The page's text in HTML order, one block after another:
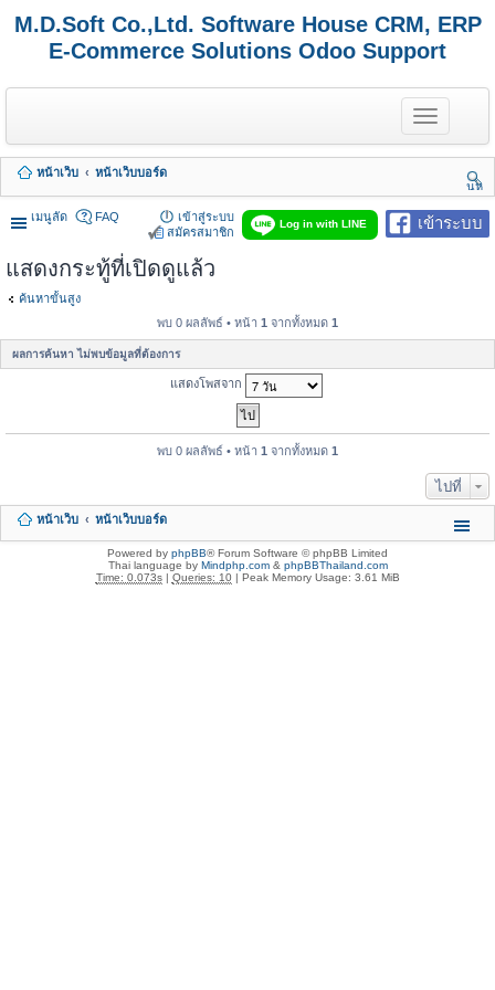
M.D.Soft Co.,Ltd. Software House CRM, ERP
E-Commerce Solutions Odoo Support
T
o
g
e
n
a
n
หน้าเว็บ
หน้าเว็บบอร์ด
นห
า
เมนูลัด
เข้าระบบ
Log in with LINE
FAQ
เข้าสู่ระบบ
สมัครสมาชิก
แสดงกระทู้ที่เปิดดูแล้ว
ค้นหาขั้นสูง
พบ 0 ผลลัพธ์ • หน้า 1 จากทั้งหมด 1
ผลการค้นหา ไม่พบข้อมูลที่ต้องการ
แสดงโพสจาก
พบ 0 ผลลัพธ์ • หน้า 1 จากทั้งหมด 1
ไปที่
หน้าเว็บ หน้าเว็บบอร์ด
Powered by phpBB® Forum Software © phpBB Limited
Thai language by Mindphp.com& phpBBThailand.com
Time: 0.073s| Queries: 10| Peak Memory Usage: 3.61 MiB